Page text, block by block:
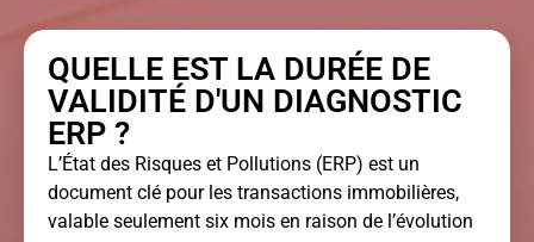
QUELLE EST LA DURÉE DE
VALIDITÉ D'UN DIAGNOSTIC
ERP ?
L’État des Risques et Pollutions (ERP) est un
document clé pour les transactions immobilières,
valable seulement six mois en raison de l’évolution